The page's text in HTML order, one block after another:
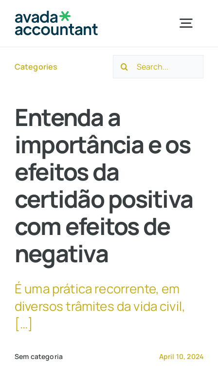
Home
Segmentos
Serviços
Novidades
Contato Comercial
Categories
Search
Entenda a
importância e os
efeitos da
certidão positiva
com efeitos de
negativa
É uma prática recorrente, em
diversos trâmites da vida civil,
[…]
Sem categoria April 10, 2024